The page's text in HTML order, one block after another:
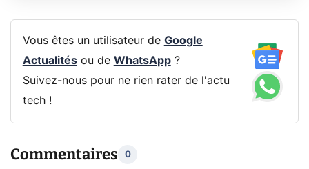
Vous êtes un utilisateur de Google
Actualitésou de WhatsApp?
Suivez-nous pour ne rien rater de l'actu
tech !
Commentaires 0